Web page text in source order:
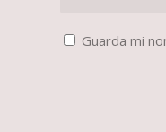
Guarda mi